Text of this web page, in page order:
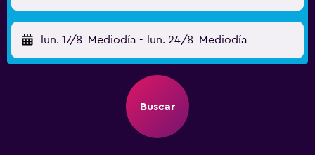
lun. 17/8 Mediodía - lun. 24/8 Mediodía
Buscar